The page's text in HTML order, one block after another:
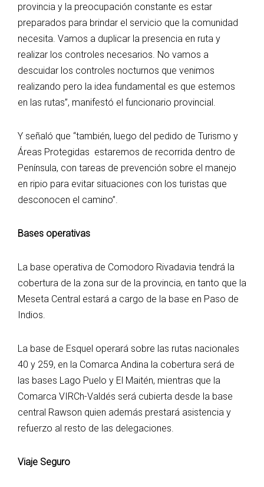
provincia y la preocupación constante es estar
preparados para brindar el servicio que la comunidad
necesita. Vamos a duplicar la presencia en ruta y
realizar los controles necesarios. No vamos a
descuidar los controles nocturnos que venimos
realizando pero la idea fundamental es que estemos
en las rutas”, manifestó el funcionario provincial.
Y señaló que “también, luego del pedido de Turismo y
Áreas Protegidas estaremos de recorrida dentro de
Península, con tareas de prevención sobre el manejo
en ripio para evitar situaciones con los turistas que
desconocen el camino”.
Bases operativas
La base operativa de Comodoro Rivadavia tendrá la
cobertura de la zona sur de la provincia, en tanto que la
Meseta Central estará a cargo de la base en Paso de
Indios.
La base de Esquel operará sobre las rutas nacionales
40 y 259, en la Comarca Andina la cobertura será de
las bases Lago Puelo y El Maitén, mientras que la
Comarca VIRCh-Valdés será cubierta desde la base
central Rawson quien además prestará asistencia y
refuerzo al resto de las delegaciones.
Viaje Seguro